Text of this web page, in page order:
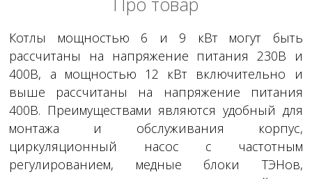
Котлы мощностью 6 и 9 кВт могут быть
рассчитаны на напряжение питания 230В и
400В, а мощностью 12 кВт включительно и
выше рассчитаны на напряжение питания
400В. Преимуществами являются удобный для
монтажа и обслуживания корпус,
циркуляционный насос с частотным
регулированием, медные блоки ТЭНов,